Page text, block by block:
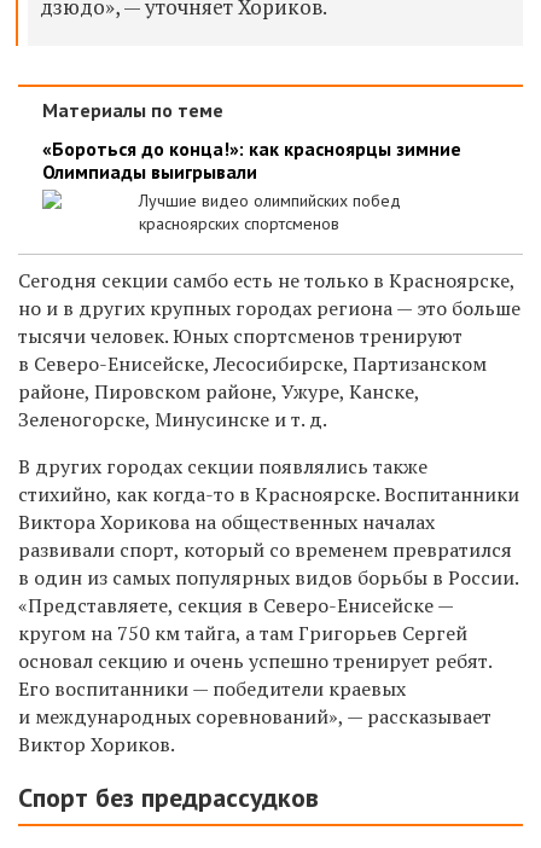
дзюдо», — уточняет Хориков.
Материалы по теме
«Бороться до конца!»: как красноярцы зимние
Олимпиады выигрывали
Лучшие видео олимпийских побед
красноярских спортсменов
Сегодня секции самбо есть не только в Красноярске,
но и в других крупных городах региона — это больше
тысячи человек. Юных спортсменов тренируют
в Северо-Енисейске, Лесосибирске, Партизанском
районе, Пировском районе, Ужуре, Канске,
Зеленогорске, Минусинске и т. д.
В других городах секции появлялись также
стихийно, как когда-то в Красноярске. Воспитанники
Виктора Хорикова на общественных началах
развивали спорт, который со временем превратился
в один из самых популярных видов борьбы в России.
«Представляете, секция в Северо-Енисейске —
кругом на 750 км тайга, а там Григорьев Сергей
основал секцию и очень успешно тренирует ребят.
Его воспитанники — победители краевых
и международных соревнований», — рассказывает
Виктор Хориков.
Спорт без предрассудков